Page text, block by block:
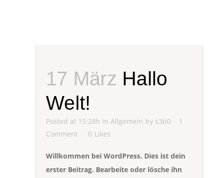
17 März Hallo
Welt!
Posted at 15:28h in Allgemein by s3b0
1
Comment
0 Likes
Willkommen bei WordPress. Dies ist dein
erster Beitrag. Bearbeite oder lösche ihn